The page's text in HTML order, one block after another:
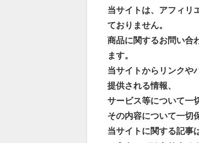
当サイトは、アフィリ
ておりません。
商品に関するお問い合
ます。
当サイトからリンクや
提供される情報、
サービス等について一
その内容について一切
当サイトに関する記事